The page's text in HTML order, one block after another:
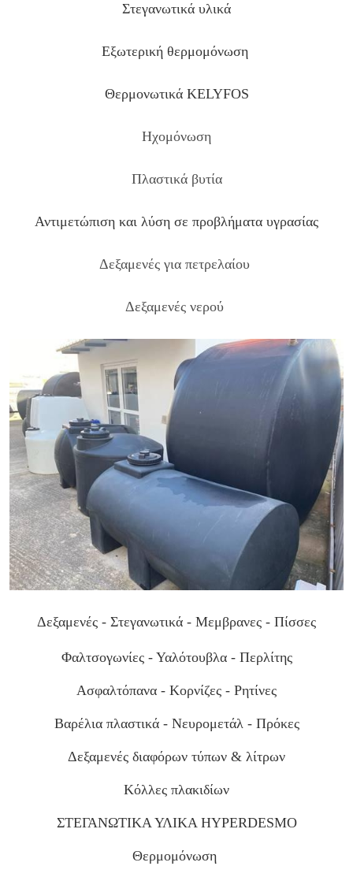
Στεγανωτικά υλικά
Εξωτερική θερμομόνωση
Θερμονωτικά KELYFOS
Ηχομόνωση
Πλαστικά βυτία
Αντιμετώπιση και λύση σε προβλήματα υγρασίας
Δεξαμενές για πετρελαίου
Δεξαμενές νερού
Δεξαμενές - Στεγανωτικά - Μεμβρανες - Πίσσες
Φαλτσογωνίες - Υαλότουβλα - Περλίτης
Ασφαλτόπανα - Κορνίζες - Ρητίνες
Βαρέλια πλαστικά - Νευρομετάλ - Πρόκες
Δεξαμενές διαφόρων τύπων & λίτρων
Κόλλες πλακιδίων
ΣΤΕΓΑΝΩΤΙΚΑ ΥΛΙΚΑ ΗΥPERDESMO
Θερμομόνωση